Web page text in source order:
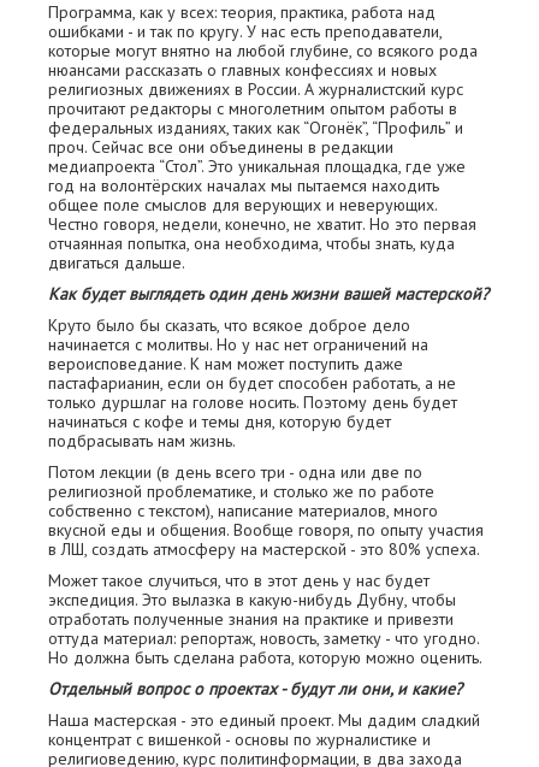
Программа, как у всех: теория, практика, работа над
ошибками - и так по кругу. У нас есть преподаватели,
которые могут внятно на любой глубине, со всякого рода
нюансами рассказать о главных конфессиях и новых
религиозных движениях в России. А журналистский курс
прочитают редакторы с многолетним опытом работы в
федеральных изданиях, таких как “Огонёк”, “Профиль” и
проч. Сейчас все они объединены в редакции
медиапроекта “Стол”. Это уникальная площадка, где уже
год на волонтёрских началах мы пытаемся находить
общее поле смыслов для верующих и неверующих.
Честно говоря, недели, конечно, не хватит. Но это первая
отчаянная попытка, она необходима, чтобы знать, куда
двигаться дальше.
Как будет выглядеть один день жизни вашей мастерской?
Круто было бы сказать, что всякое доброе дело
начинается с молитвы. Но у нас нет ограничений на
вероисповедание. К нам может поступить даже
пастафарианин, если он будет способен работать, а не
только дуршлаг на голове ноcить. Поэтому день будет
начинаться с кофе и темы дня, которую будет
подбрасывать нам жизнь.
Потом лекции (в день всего три - одна или две по
религиозной проблематике, и столько же по работе
собственно с текстом), написание материалов, много
вкусной еды и общения. Вообще говоря, по опыту участия
в ЛШ, создать атмосферу на мастерской - это 80% успеха.
Может такое случиться, что в этот день у нас будет
экспедиция. Это вылазка в какую-нибудь Дубну, чтобы
отработать полученные знания на практике и привезти
оттуда материал: репортаж, новость, заметку - что угодно.
Но должна быть сделана работа, которую можно оценить.
Отдельный вопрос о проектах - будут ли они, и какие?
Наша мастерская - это единый проект. Мы дадим сладкий
концентрат с вишенкой - основы по журналистике и
религиоведению, курс политинформации, в два захода